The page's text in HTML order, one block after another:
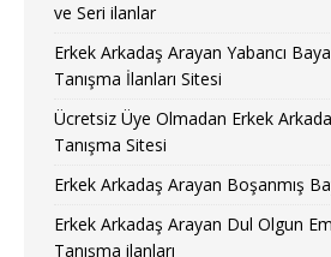
ve Seri ilanlar
Erkek Arkadaş Arayan Yabancı
Tanışma İlanları Sitesi
Ücretsiz Üye Olmadan Erkek
Tanışma Sitesi
Erkek Arkadaş Arayan Boşanmış
Erkek Arkadaş Arayan Dul Olgun
Tanışma ilanları